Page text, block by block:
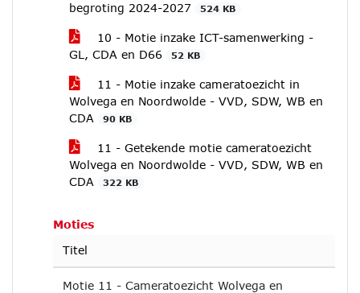
begroting 2024-2027
524 KB
10 - Motie inzake ICT-samenwerking -
GL, CDA en D66
52 KB
11 - Motie inzake cameratoezicht in
Wolvega en Noordwolde - VVD, SDW, WB en
CDA
90 KB
11 - Getekende motie cameratoezicht
Wolvega en Noordwolde - VVD, SDW, WB en
CDA
322 KB
Moties
Titel
Motie 11 - Cameratoezicht Wolvega en